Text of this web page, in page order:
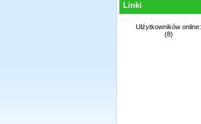
Linki
Ułźytkowników online:
(8)